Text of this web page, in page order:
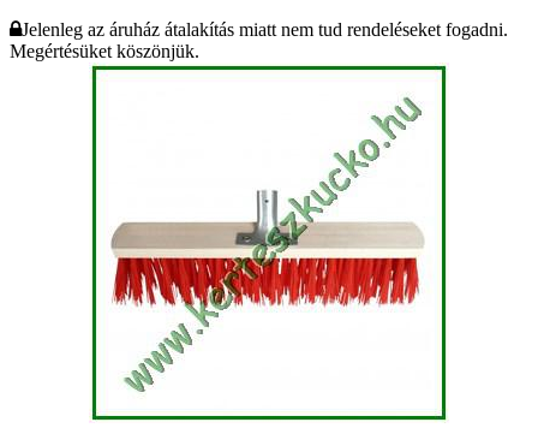
Jelenleg az áruház átalakítás miatt nem tud rendeléseket fogadni.
Megértésüket köszönjük.